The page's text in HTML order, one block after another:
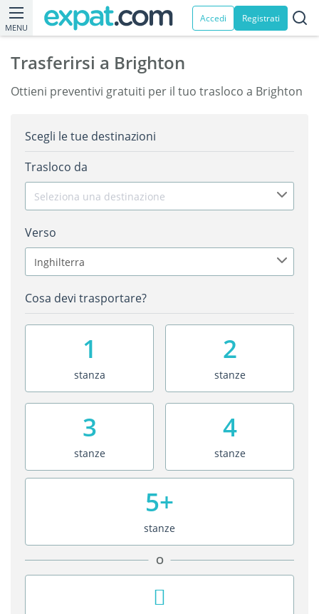
MENU
Accedi Registrati
Trasferirsi a Brighton
Ottieni preventivi gratuiti per il tuo trasloco a Brighton
Scegli le tue destinazioni
Trasloco da
Seleziona una destinazione
Verso
Inghilterra
Cosa devi trasportare?
1
stanza
2
stanze
3
stanze
4
stanze
5+
stanze
O